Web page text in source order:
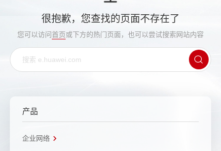
很抱歉，您查找的页面不存在了
您可以访问首页或下方的热门页面，也可以尝试搜索网站内容
产品
企业网络